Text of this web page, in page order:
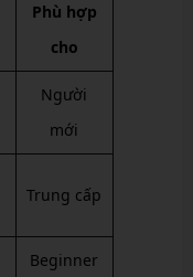
Phù hợp
cho
Người
mới
Trung cấp
Beginner